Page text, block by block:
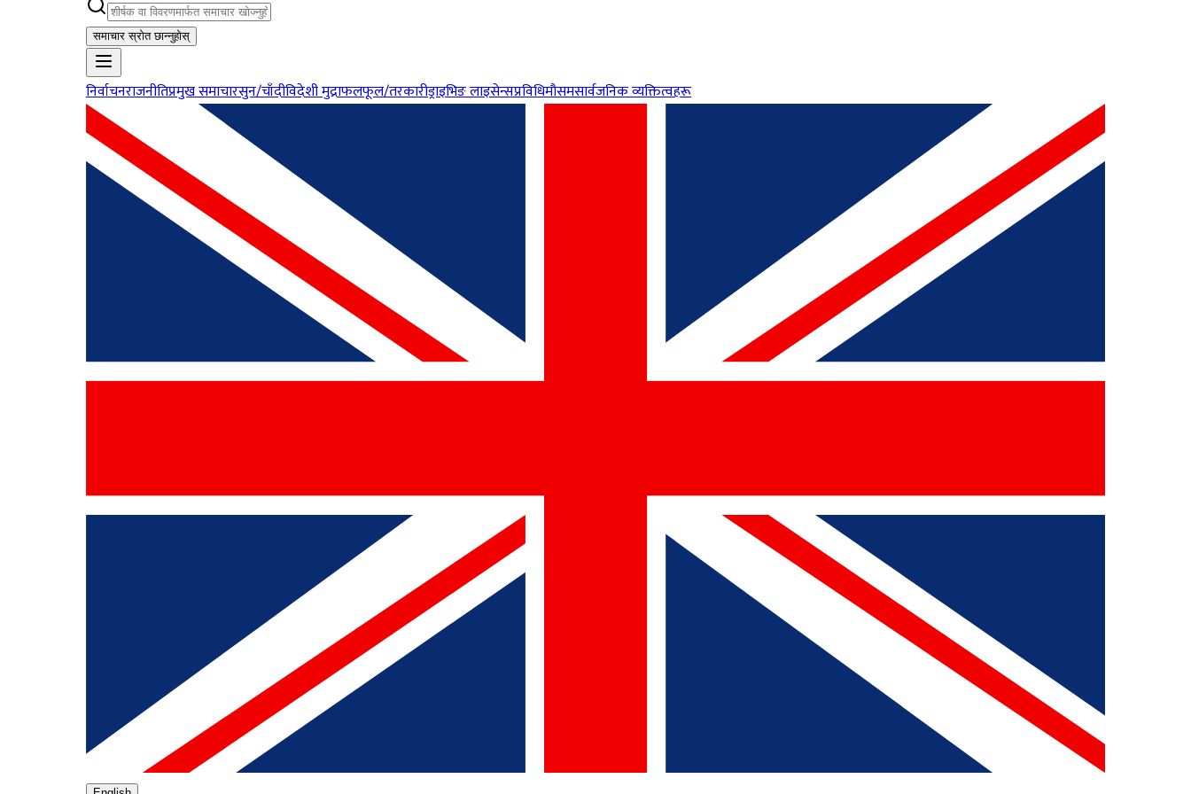
समाचार स्रोत छान्नुहोस्
निर्वाचनराजनीतिप्रमुख समाचारसुन/चाँदीविदेशी मुद्राफलफूल/तरकारीड्राइभिङ लाइसेन्सप्रविधिमौसमसार्वजनिक व्यक्तित्वहरू